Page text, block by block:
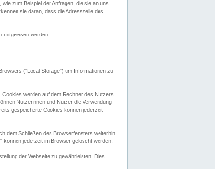
zum Beispiel der Anfragen, die sie an uns
sie daran, dass die Adresszeile des
mitgelesen werden.
("Local Storage") um Informationen zu
werden auf dem Rechner des Nutzers
Nutzerinnen und Nutzer die Verwendung
gespeicherte Cookies können jederzeit
dem Schließen des Browserfensters weiterhin
können jederzeit im Browser gelöscht werden.
der Webseite zu gewährleisten. Dies